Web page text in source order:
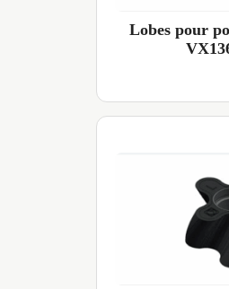
Lobes pour